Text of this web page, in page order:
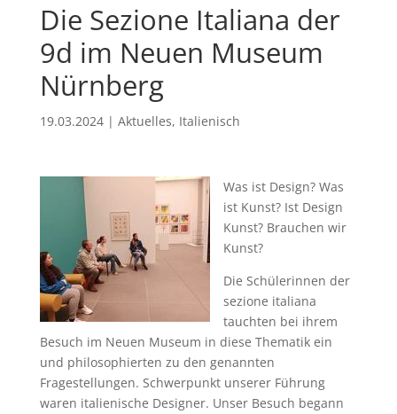
Die Sezione Italiana der
9d im Neuen Museum
Nürnberg
19.03.2024| Aktuelles, Italienisch
Was ist Design? Was
ist Kunst? Ist Design
Kunst? Brauchen wir
Kunst?
Die Schülerinnen der
sezione italiana
tauchten bei ihrem
Besuch im Neuen Museum in diese Thematik ein
und philosophierten zu den genannten
Fragestellungen. Schwerpunkt unserer Führung
waren italienische Designer. Unser Besuch begann